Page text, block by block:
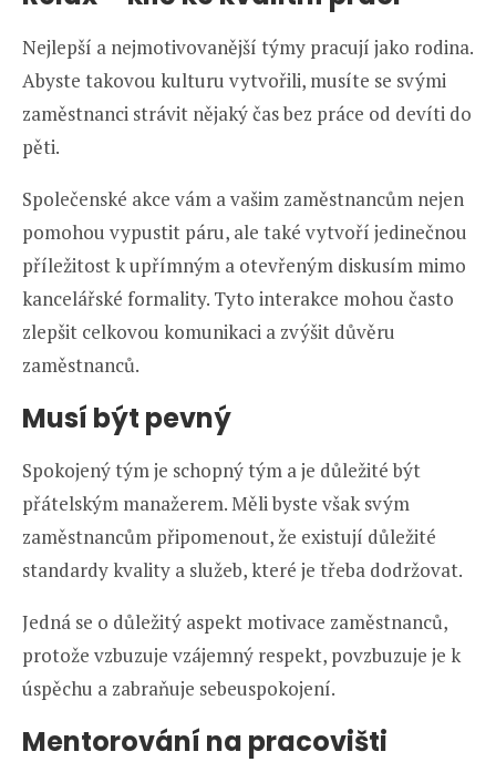
Nejlepší a nejmotivovanější týmy pracují jako rodina.
Abyste takovou kulturu vytvořili, musíte se svými
zaměstnanci strávit nějaký čas bez práce od devíti do
pěti.
Společenské akce vám a vašim zaměstnancům nejen
pomohou vypustit páru, ale také vytvoří jedinečnou
příležitost k upřímným a otevřeným diskusím mimo
kancelářské formality. Tyto interakce mohou často
zlepšit celkovou komunikaci a zvýšit důvěru
zaměstnanců.
Musí být pevný
Spokojený tým je schopný tým a je důležité být
přátelským manažerem. Měli byste však svým
zaměstnancům připomenout, že existují důležité
standardy kvality a služeb, které je třeba dodržovat.
Jedná se o důležitý aspekt motivace zaměstnanců,
protože vzbuzuje vzájemný respekt, povzbuzuje je k
úspěchu a zabraňuje sebeuspokojení.
Mentorování na pracovišti